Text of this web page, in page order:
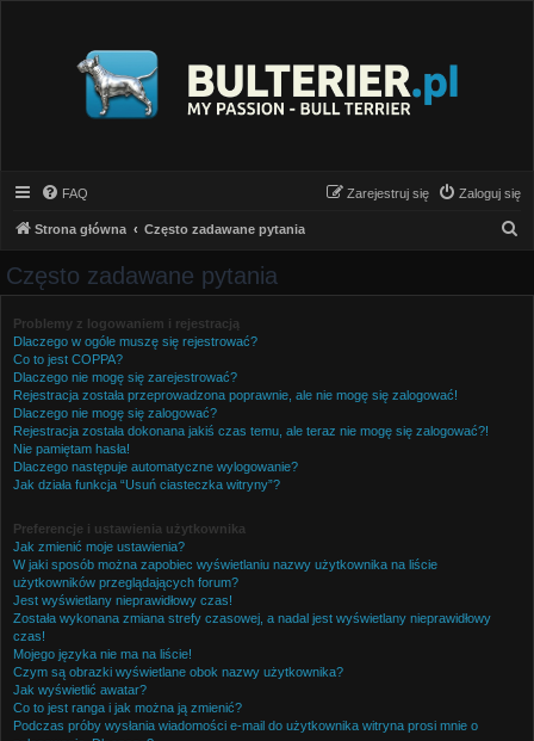
FAQ Zaloguj się
Zarejestruj się
Strona główna Często zadawane pytania
Często zadawane pytania
Problemy z logowaniem i rejestracją
Dlaczego w ogóle muszę się rejestrować?
Co to jest COPPA?
Dlaczego nie mogę się zarejestrować?
Rejestracja została przeprowadzona poprawnie, ale nie mogę się zalogować!
Dlaczego nie mogę się zalogować?
Rejestracja została dokonana jakiś czas temu, ale teraz nie mogę się zalogować?!
Nie pamiętam hasła!
Dlaczego następuje automatyczne wylogowanie?
Jak działa funkcja “Usuń ciasteczka witryny”?
Preferencje i ustawienia użytkownika
Jak zmienić moje ustawienia?
W jaki sposób można zapobiec wyświetlaniu nazwy użytkownika na liście
użytkowników przeglądających forum?
Jest wyświetlany nieprawidłowy czas!
Została wykonana zmiana strefy czasowej, a nadal jest wyświetlany nieprawidłowy
czas!
Mojego języka nie ma na liście!
Czym są obrazki wyświetlane obok nazwy użytkownika?
Jak wyświetlić awatar?
Co to jest ranga i jak można ją zmienić?
Podczas próby wysłania wiadomości e-mail do użytkownika witryna prosi mnie o